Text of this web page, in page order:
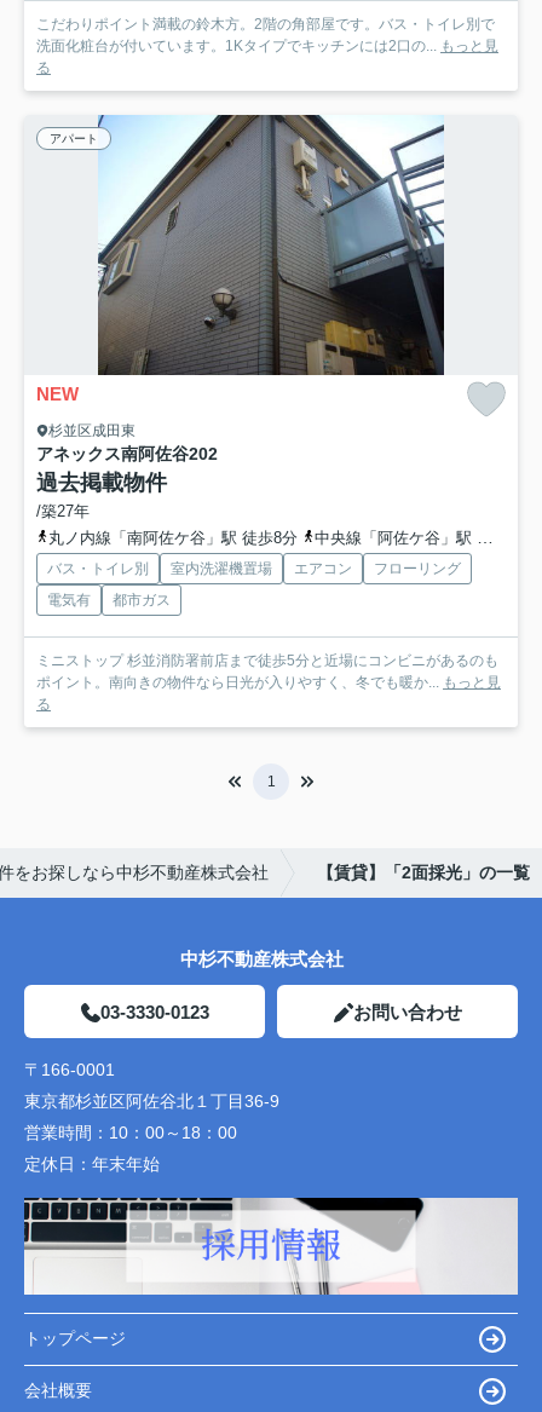
こだわりポイント満載の鈴木方。2階の角部屋です。バス・トイレ別で
洗面化粧台が付いています。1Kタイプでキッチンには2口の... もっと見
る
アパート
NEW
杉並区成田東
アネックス南阿佐谷202
過去掲載物件
/築27年
丸ノ内線「南阿佐ケ谷」駅 徒歩8分
中央線「阿佐ケ谷」駅 徒歩12分
バス・トイレ別 室内洗濯機置場 エアコン
フローリング
電気有
都市ガス
ミニストップ 杉並消防署前店まで徒歩5分と近場にコンビニがあるのも
ポイント。南向きの物件なら日光が入りやすく、冬でも暖か... もっと見
る
1
をお探しなら中杉不動産株式会社 【賃貸】「2面採光」の一覧
中杉不動産株式会社
03-3330-0123 お問い合わせ
〒166-0001
東京都杉並区阿佐谷北１丁目36-9
営業時間： 10：00～18：00
定休日： 年末年始
トップページ
会社概要